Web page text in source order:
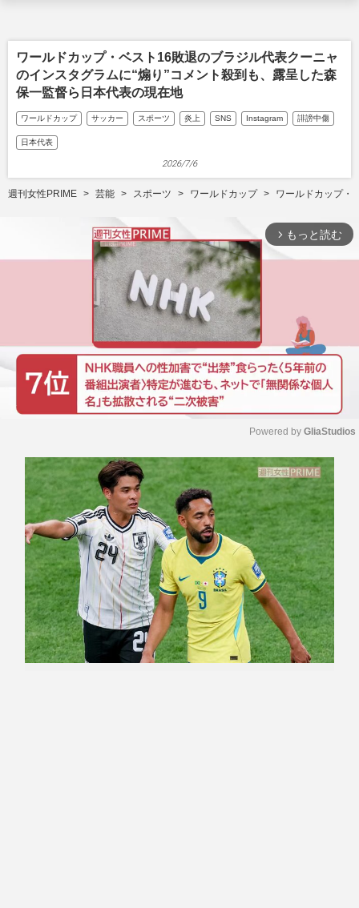
ワールドカップ・ベスト16敗退のブラジル代表クーニャ
のインスタグラムに“煽り”コメント殺到も、露呈した森
保一監督ら日本代表の現在地
ワールドカップ サッカー スポーツ 炎上 SNS Instagram 誹謗中傷
日本代表
2026/7/6
週刊女性PRIME 芸能 スポーツ ワールドカップ ワールドカップ・
arrow_forward_ios もっと読む
u
e
Powered by GliaStudios